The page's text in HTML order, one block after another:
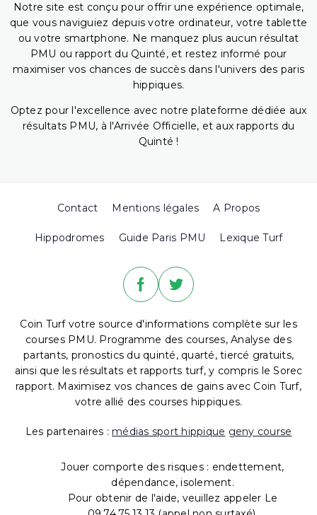
Notre site est conçu pour offrir une expérience optimale,
que vous naviguiez depuis votre ordinateur, votre tablette
ou votre smartphone. Ne manquez plus aucun résultat
PMU ou rapport du Quinté, et restez informé pour
maximiser vos chances de succès dans l'univers des paris
hippiques.
Optez pour l'excellence avec notre plateforme dédiée aux
résultats PMU, à l'Arrivée Officielle, et aux rapports du
Quinté !
Contact Mentions légales A Propos
Hippodromes Guide Paris PMU Lexique Turf
Coin Turf votre source d'informations complète sur les
courses PMU. Programme des courses, Analyse des
partants, pronostics du quinté, quarté, tiercé gratuits,
ainsi que les résultats et rapports turf, y compris le Sorec
rapport. Maximisez vos chances de gains avec Coin Turf,
votre allié des courses hippiques.
Les partenaires : médias sport hippique geny course
Jouer comporte des risques : endettement,
dépendance, isolement.
Pour obtenir de l'aide, veuillez appeler Le